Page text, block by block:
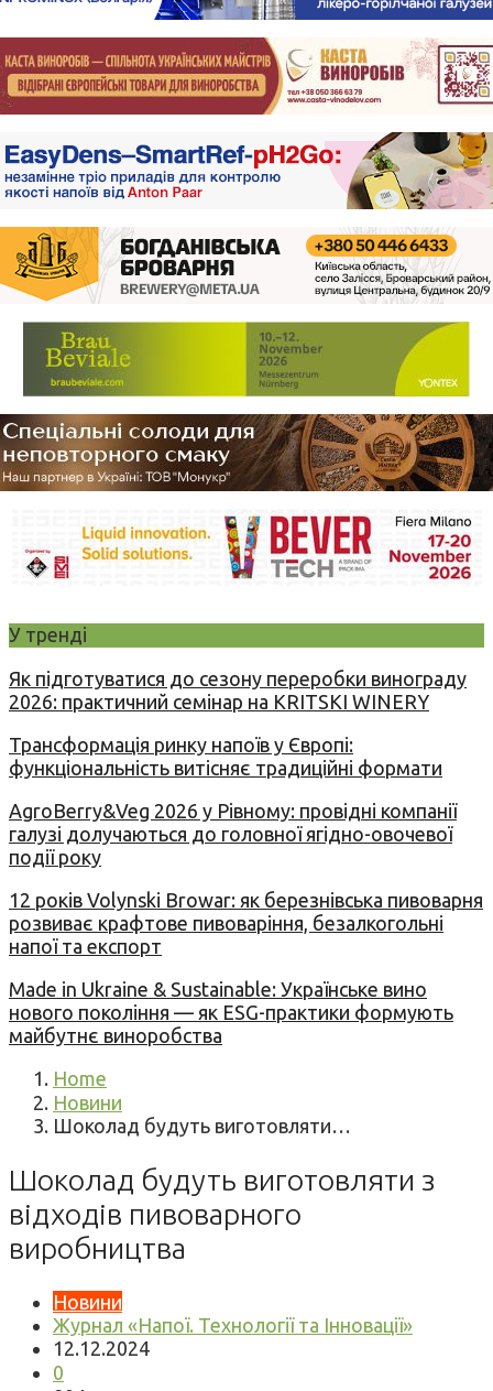
У тренді
Як підготуватися до сезону переробки винограду
2026: практичний семінар на KRITSKI WINERY
Трансформація ринку напоїв у Європі:
функціональність витісняє традиційні формати
AgroBerry&Veg 2026 у Рівному: провідні компанії
галузі долучаються до головної ягідно-овочевої
події року
12 років Volynski Browar: як березнівська пивоварня
розвиває крафтове пивоваріння, безалкогольні
напої та експорт
Made in Ukraine & Sustainable: Українське вино
нового покоління — як ESG-практики формують
майбутнє виноробства
Home
Новини
Шоколад будуть виготовляти…
Шоколад будуть виготовляти з
відходів пивоварного
виробництва
Новини
Журнал «Напої. Технології та Інновації»
12.12.2024
0